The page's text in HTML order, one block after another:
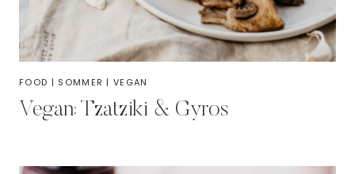
FOOD | SOMMER |VEGAN
Vegan: Tzatziki & Gyros